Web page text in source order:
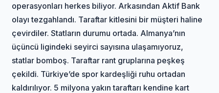
operasyonları herkes biliyor. Arkasından Aktif Bank
olayı tezgahlandı. Taraftar kitlesini bir müşteri haline
çevirdiler. Statların durumu ortada. Almanya’nın
üçüncü ligindeki seyirci sayısına ulaşamıyoruz,
statlar bomboş. Taraftar rant gruplarına peşkeş
çekildi. Türkiye’de spor kardeşliği ruhu ortadan
kaldırılıyor. 5 milyona yakın taraftarı kendine kart